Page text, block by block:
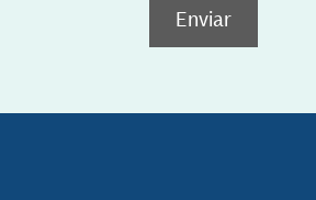
Enviar